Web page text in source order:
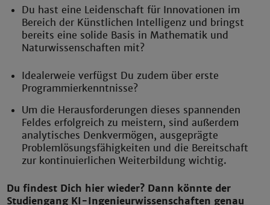
Du hast eine Leidenschaft für Innovationen im
Bereich der Künstlichen Intelligenz und bringst
bereits eine solide Basis in Mathematik und
Naturwissenschaften mit?
Idealerweie verfügst Du zudem über erste
Programmierkenntnisse?
Um die Herausforderungen dieses spannenden
Feldes erfolgreich zu meistern, sind außerdem
analytisches Denkvermögen, ausgeprägte
Problemlösungsfähigkeiten und die Bereitschaft
zur kontinuierlichen Weiterbildung wichtig.
Du findest Dich hier wieder? Dann könnte der
Studiengang KI-Ingenieurwissenschaften genau